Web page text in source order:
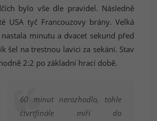
bylo vše dle pravidel. Následně
USA tyč Francouzovy brány. Velká
minutu a dvacet sekund před
šel na trestnou lavici za sekání. Stav
2:2 po základní hrací době.
60 minut nerozhodlo, tohle
čtvrtfinále míří do